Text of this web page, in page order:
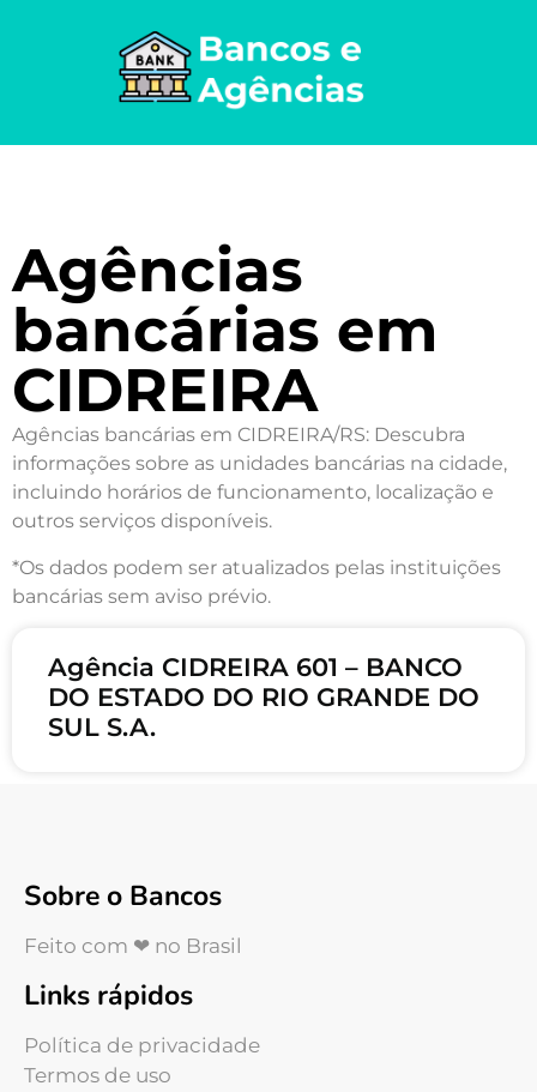
Agências
bancárias em
CIDREIRA
Agências bancárias em CIDREIRA/RS: Descubra
informações sobre as unidades bancárias na cidade,
incluindo horários de funcionamento, localização e
outros serviços disponíveis.
*Os dados podem ser atualizados pelas instituições
bancárias sem aviso prévio.
Agência CIDREIRA 601 – BANCO
DO ESTADO DO RIO GRANDE DO
SUL S.A.
Sobre o Bancos
Feito com ❤ no Brasil
Links rápidos
Política de privacidade
Termos de uso